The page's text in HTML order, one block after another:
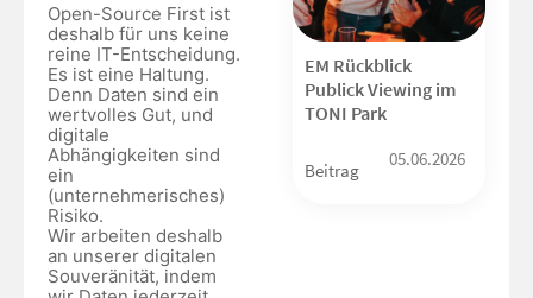
Open-Source First ist
deshalb für uns keine
reine IT-Entscheidung.
Es ist eine Haltung.
Denn Daten sind ein
wertvolles Gut, und
digitale
Abhängigkeiten sind
ein
(unternehmerisches)
Risiko.
Wir arbeiten deshalb
an unserer digitalen
Souveränität, indem
EM Rückblick
Publick Viewing im
TONI Park
Beitrag
05.06.2026